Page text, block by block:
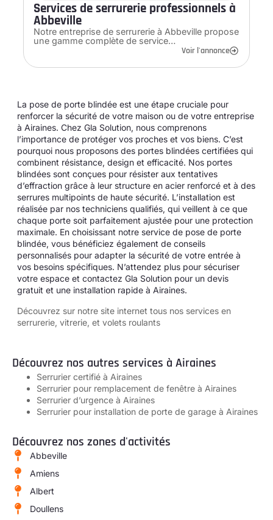
Services de serrurerie professionnels à
Abbeville
Notre entreprise de serrurerie à Abbeville propose
une gamme complète de service…
Voir l'annonce
La pose de porte blindée est une étape cruciale pour
renforcer la sécurité de votre maison ou de votre entreprise
à Airaines. Chez Gla Solution, nous comprenons
l’importance de protéger vos proches et vos biens. C’est
pourquoi nous proposons des portes blindées certifiées qui
combinent résistance, design et efficacité. Nos portes
blindées sont conçues pour résister aux tentatives
d’effraction grâce à leur structure en acier renforcé et à des
serrures multipoints de haute sécurité. L’installation est
réalisée par nos techniciens qualifiés, qui veillent à ce que
chaque porte soit parfaitement ajustée pour une protection
maximale. En choisissant notre service de pose de porte
blindée, vous bénéficiez également de conseils
personnalisés pour adapter la sécurité de votre entrée à
vos besoins spécifiques. N’attendez plus pour sécuriser
votre espace et contactez Gla Solution pour un devis
gratuit et une installation rapide à Airaines.
Découvrez sur notre site internet tous nos services en
serrurerie, vitrerie, et volets roulants
Découvrez nos autres services à Airaines
Serrurier certifié à Airaines
Serrurier pour remplacement de fenêtre à Airaines
Serrurier d’urgence à Airaines
Serrurier pour installation de porte de garage à Airaines
Découvrez nos zones d'activités
Abbeville
Amiens
Albert
Doullens